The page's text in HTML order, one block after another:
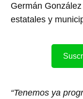
Germán
estatales y
“Tenemos ya